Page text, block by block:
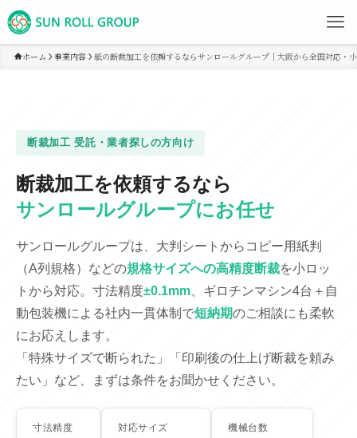
ホーム 事業内容 紙の断裁加工を依頼するならサンロールグループ｜大阪から全国対応・
断裁加工 受託・業者探しの方向け
断裁加工を依頼するなら
サンロールグループにお任せ
サンロールグループは、大判シートからコピー用紙判
（A列規格）などの規格サイズへの高精度断裁を小ロッ
トから対応。寸法精度±0.1mm 、ギロチンマシン4台＋自
動包装機による社内一貫体制で短納期のご相談にも柔軟
にお応えします。
「特殊サイズで断られた」「印刷後の仕上げ断裁を頼み
たい」など、まずは条件をお聞かせください。
寸法精度 対応サイズ 機械台数